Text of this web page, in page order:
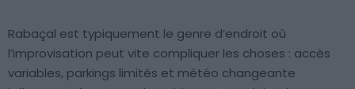
Rabaçal est typiquement le genre d’endroit où
l’improvisation peut vite compliquer les choses : accès
variables, parkings limités et météo changeante